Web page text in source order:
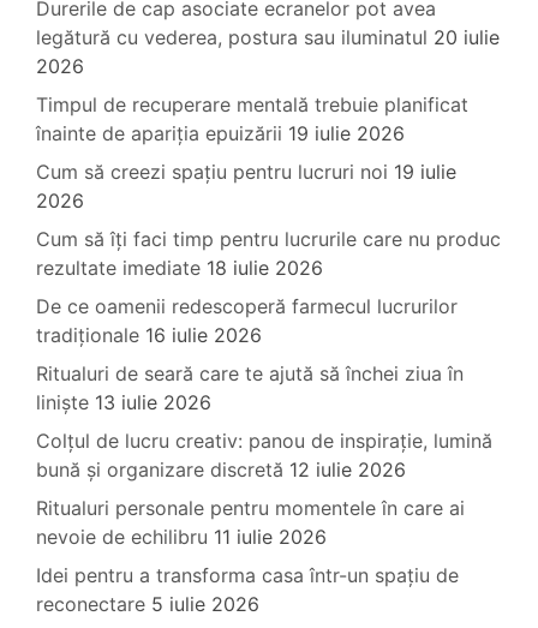
Durerile de cap asociate ecranelor pot avea
legătură cu vederea, postura sau iluminatul 20 iulie
2026
Timpul de recuperare mentală trebuie planificat
înainte de apariția epuizării 19 iulie 2026
Cum să creezi spațiu pentru lucruri noi 19 iulie
2026
Cum să îți faci timp pentru lucrurile care nu produc
rezultate imediate 18 iulie 2026
De ce oamenii redescoperă farmecul lucrurilor
tradiționale 16 iulie 2026
Ritualuri de seară care te ajută să închei ziua în
liniște 13 iulie 2026
Colțul de lucru creativ: panou de inspirație, lumină
bună și organizare discretă 12 iulie 2026
Ritualuri personale pentru momentele în care ai
nevoie de echilibru 11 iulie 2026
Idei pentru a transforma casa într-un spațiu de
reconectare 5 iulie 2026